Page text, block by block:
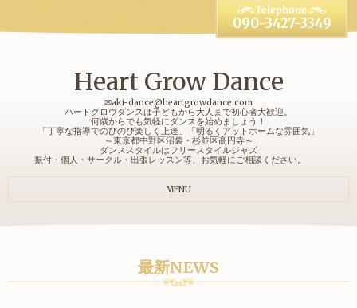
Heart Grow Dance
✉aki-dance@heartgrowdance.com
ハートグロウダンスは子どもから大人まで初心者大歓迎。
何歳からでも気軽にダンスを始めましょう！
「丁寧な指導でのびのび楽しく上達」「明るくアットホームな雰囲気」
～東京都中野区沼袋・杉並区高円寺～
ダンススタイルはフリースタイルジャズ
振付・個人・サークル・出張レッスン等、お気軽にご相談ください。
090-3427-3349
MENU
最新NEWS